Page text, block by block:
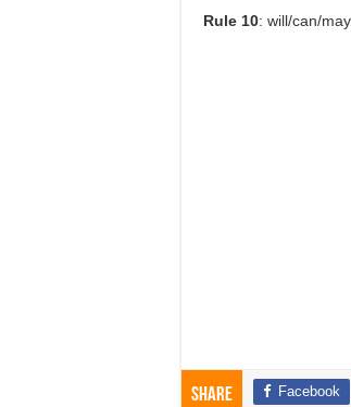
Rule 10: will/can/
Share Facebook